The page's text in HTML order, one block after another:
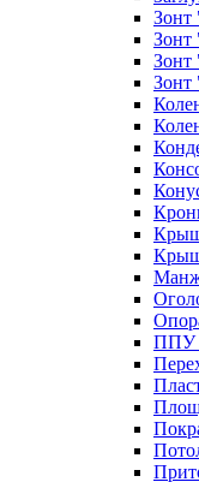
Зонт
Зонт
ППУ